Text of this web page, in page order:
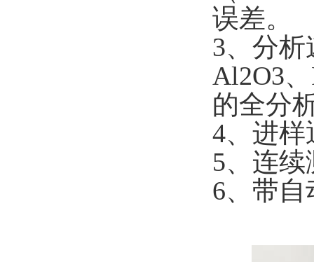
误差。
3、分
Al2O3、
的全分
4、进
5、连
6、带